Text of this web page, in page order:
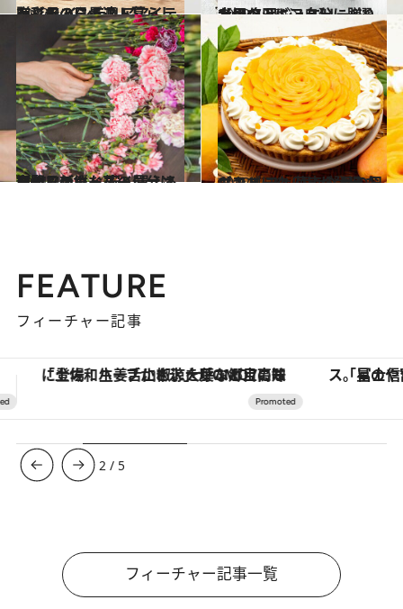
2022.4.27
贈りものに最適！暮らしを彩る インテリアアイテム【母の日ギフト】
ライフスタイル 2022.4.25
大切な人に、自分に贈りたい 名品ジュエリー6選【母の日ギフト】
ファッション
2021.4.21
母の日のカーネーションを賢くゲット 安く買える期間＆新鮮な花の見分け方
ライフスタイル 2022.4.24
【キル フェ ボン】母の日ギフトに！ 花束のようなマンゴータルトが登場
グルメ
FEATURE
フィーチャー記事
「星のや富士」でデジタルデトックス。冨士信仰の歴史を辿り、心身を調える。 ヴァシュロン・コンスタンタ
3 / 5
フィーチャー記事一覧